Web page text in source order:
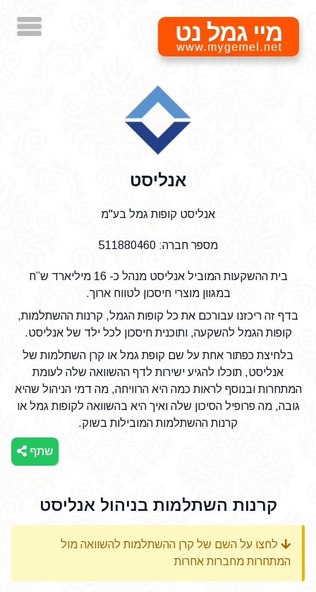
מיי גמל נט
אנליסט
אנליסט קופות גמל בע"מ
מספר חברה: 511880460
בית ההשקעות המוביל אנליסט מנהל כ- 16 מיליארד ש”ח
במגוון מוצרי חיסכון לטווח ארוך.
בדף זה ריכזנו עבורכם את כל קופות הגמל, קרנות ההשתלמות,
קופות הגמל להשקעה, ותוכנית חיסכון לכל ילד של אנליסט.
בלחיצת כפתור אחת על שם קופת גמל או קרן השתלמות של
אנליסט, תוכלו להגיע ישירות לדף ההשוואה שלה לעומת
המתחרות ובנוסף לראות כמה היא הרוויחה, מה דמי הניהול שהיא
גובה, מה פרופיל הסיכון שלה ואיך היא בהשוואה לקופות גמל או
קרנות ההשתלמות המובילות בשוק.
שתף
קרנות השתלמות בניהול אנליסט
לחצו על השם של קרן ההשתלמות להשוואה מול
המתחרות מחברות אחרות